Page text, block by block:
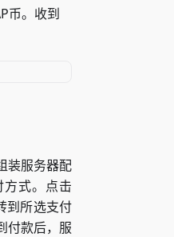
币。收到
装服务器配
式。点击
到所选支付
付款后，服